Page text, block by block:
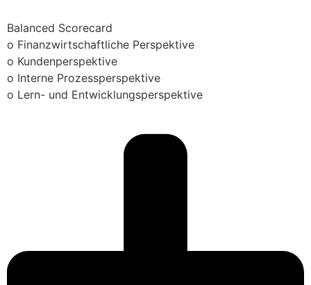
Balanced Scorecard
o Finanzwirtschaftliche Perspektive
o Kundenperspektive
o Interne Prozessperspektive
o Lern- und Entwicklungsperspektive